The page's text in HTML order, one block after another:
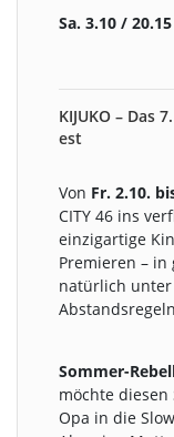
Sa. 3.10 / 20.15
KIJUKO – Das
est
Von Fr. 2.10.
CITY 46 ins
einzigartige
Premieren –
natürlich unter
Sommer-
möchte
Opa in die